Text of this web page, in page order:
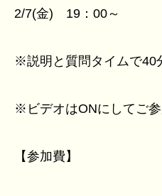
2/7(金) 19：00～
※説明と質問タイムで40
※ビデオはONにしてご
【参加費】